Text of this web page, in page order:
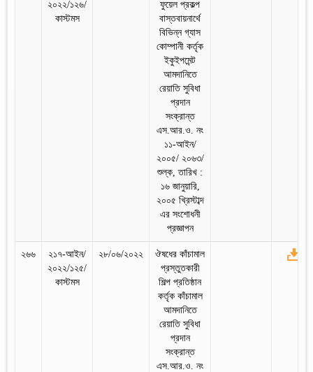
২০২২/১২৬/
কাস্টমস
ফুয়েল প্রকল্প
বাস্তবায়নার্থে
বিভিন্ন গ্যাস
কোম্পানী কর্তৃক
ইকুইপমেন্ট
আমদানিতে
রেয়াতি সুবিধা
প্রদান
সংক্রান্ত
এস.আর.ও. নং
১১-আইন/
২০০৫/ ২০৬৩/
শুল্ক, তারিখ :
১৬ জানুয়ারি,
২০০৫ খ্রিস্টাব্দ
এর সংশোধনী
প্রজ্ঞাপন
২৬৬
২১৭-আইন/
২০২২/১২৫/
কাস্টমস
২৮/০৬/২০২২
ঔষধের কাঁচামাল
প্রস্তুতকারী
শিল্প প্রতিষ্ঠান
কর্তৃক কাঁচামাল
আমদানিতে
রেয়াতি সুবিধা
প্রদান
সংক্রান্ত
এস.আর.ও. নং